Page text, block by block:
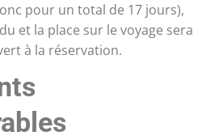
pour un total de 17 jours),
et la place sur le voyage sera
à la réservation.